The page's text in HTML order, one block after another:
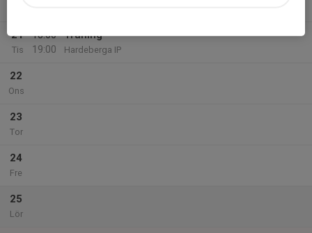
21
Tis
18:00
19:00
Träning
Hardeberga IP
22
Ons
23
Tor
24
Fre
25
Lör